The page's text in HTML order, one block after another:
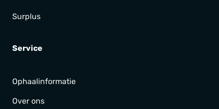
Surplus
Service
Ophaalinformatie
Over ons